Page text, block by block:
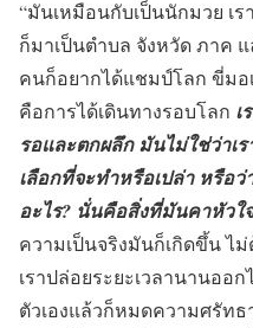
“มันเหมือนกับเป็นนักมวย เ
ก็มาเป็นตำบล จังหวัด ภาค
คนก็อยากได้แชมป์โลก ขี่มอ
คือการได้เดินทางรอบโลก เ
รอและตกผลึก มันไม่ใช่ว่าเ
เลือกที่จะทำหรือเปล่า หรือว่
อะไร? นั่นคือสิ่งที่มันคาหัวใจ
ความเป็นจริงมันก็เกิดขึ้น ไ
เราปล่อยระยะเวลานานออ
ตัวเองแล้วก็หมดความศรัทธ